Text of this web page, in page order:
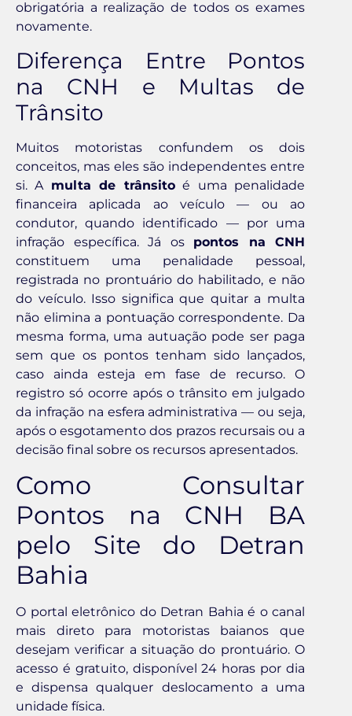
obrigatória a realização de todos os exames
novamente.
Diferença Entre Pontos
na CNH e Multas de
Trânsito
Muitos motoristas confundem os dois
conceitos, mas eles são independentes entre
si. A multa de trânsitoé uma penalidade
financeira aplicada ao veículo — ou ao
condutor, quando identificado — por uma
infração específica. Já os pontos na CNH
constituem uma penalidade pessoal,
registrada no prontuário do habilitado, e não
do veículo. Isso significa que quitar a multa
não elimina a pontuação correspondente. Da
mesma forma, uma autuação pode ser paga
sem que os pontos tenham sido lançados,
caso ainda esteja em fase de recurso. O
registro só ocorre após o trânsito em julgado
da infração na esfera administrativa — ou seja,
após o esgotamento dos prazos recursais ou a
decisão final sobre os recursos apresentados.
Como Consultar
Pontos na CNH BA
pelo Site do Detran
Bahia
O portal eletrônico do Detran Bahia é o canal
mais direto para motoristas baianos que
desejam verificar a situação do prontuário. O
acesso é gratuito, disponível 24 horas por dia
e dispensa qualquer deslocamento a uma
unidade física.